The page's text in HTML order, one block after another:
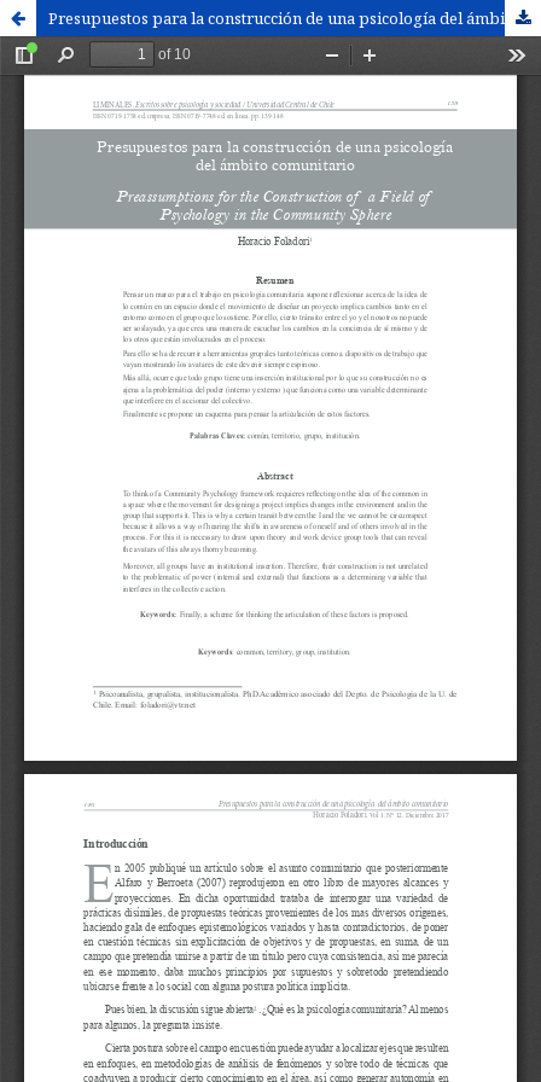
Presupuestos para la construcción de una psicología del ámbito comunitario. / Preassumptions for the Construction of a Field of Psychology in the Community Sphere.